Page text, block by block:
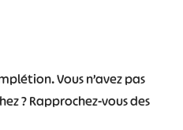
Vous n’avez pas
? Rapprochez-vous des